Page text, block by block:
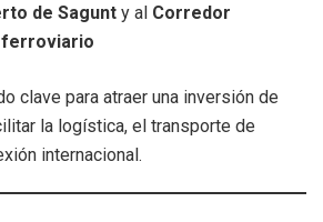
de Sagunt y al Corredor
clave para atraer una inversión de
la logística, el transporte de
internacional.